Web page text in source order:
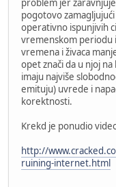
problem jer
pogotovo
operativno ispunjivih
vremenskom periodu
vremena i živaca
opet znači da u njoj
imaju najviše
emituju) uvrede i
korektnosti.
Krekd je ponudio
http://
ruining-internet.html